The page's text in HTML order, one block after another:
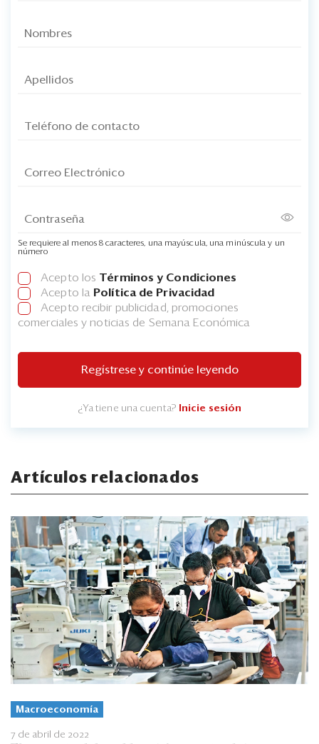
Se requiere al menos 8 caracteres, una mayúscula, una minúscula y un
número
Acepto los Términos y Condiciones
Acepto la Política de Privacidad
Acepto recibir publicidad, promociones
comerciales y noticias de Semana Económica
Regístrese y continúe leyendo
¿Ya tiene una cuenta? Inicie sesión
Artículos relacionados
Macroeconomía
7 de abril de 2022